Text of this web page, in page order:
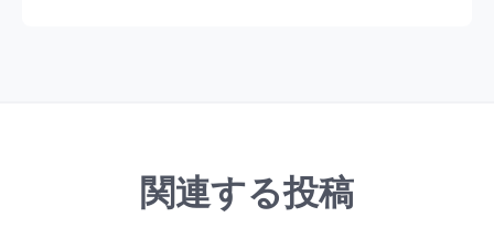
関連する投稿